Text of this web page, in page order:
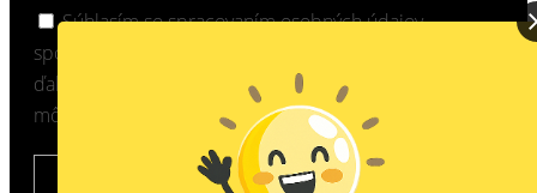
Súhlasím so spracovaním osobných údajov
spoločnosťou ProfiLIGHT Corporation, s.r.o. pre účely
ďalšej komunikácie a zasielanie Newsletter. Váš súhlas
môžete kedykoľvek odvolať.